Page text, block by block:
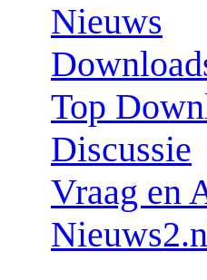
Nieuws
Top
Discussie
Vraag en